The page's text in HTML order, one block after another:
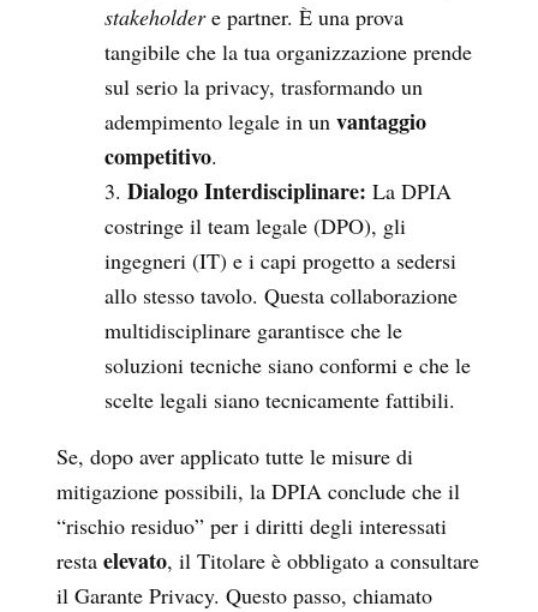
stakeholdere partner. È una prova
tangibile che la tua organizzazione prende
sul serio la privacy, trasformando un
adempimento legale in un vantaggio
competitivo.
Dialogo Interdisciplinare: La DPIA
costringe il team legale (DPO), gli
ingegneri (IT) e i capi progetto a sedersi
allo stesso tavolo. Questa collaborazione
multidisciplinare garantisce che le
soluzioni tecniche siano conformi e che le
scelte legali siano tecnicamente fattibili.
Se, dopo aver applicato tutte le misure di
mitigazione possibili, la DPIA conclude che il
“rischio residuo” per i diritti degli interessati
resta elevato, il Titolare è obbligato a consultare
il Garante Privacy. Questo passo, chiamato